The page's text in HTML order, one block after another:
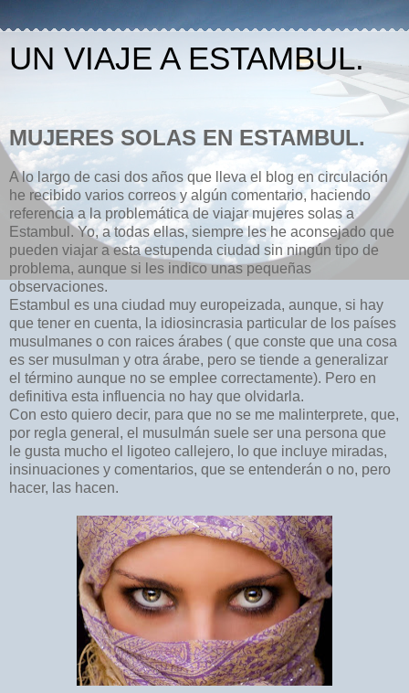
UN VIAJE A ESTAMBUL.
MUJERES SOLAS EN ESTAMBUL.
A lo largo de casi dos años que lleva el blog en circulación
he recibido varios correos y algún comentario, haciendo
referencia a la problemática de viajar mujeres solas a
Estambul. Yo, a todas ellas, siempre les he aconsejado que
pueden viajar a esta estupenda ciudad sin ningún tipo de
problema, aunque si les indico unas pequeñas
observaciones.
Estambul es una ciudad muy europeizada, aunque, si hay
que tener en cuenta, la idiosincrasia particular de los países
musulmanes o con raices árabes ( que conste que una cosa
es ser musulman y otra árabe, pero se tiende a generalizar
el término aunque no se emplee correctamente). Pero en
definitiva esta influencia no hay que olvidarla.
Con esto quiero decir, para que no se me malinterprete, que,
por regla general, el musulmán suele ser una persona que
le gusta mucho el ligoteo callejero, lo que incluye miradas,
insinuaciones y comentarios, que se entenderán o no, pero
hacer, las hacen.